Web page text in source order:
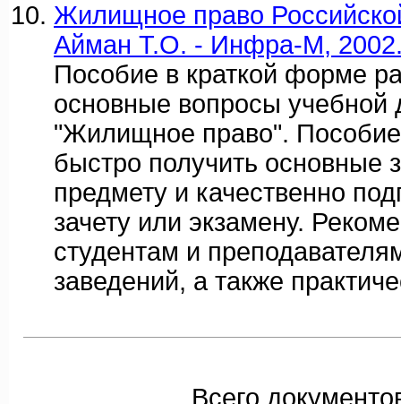
Жилищное право
Айман Т.О. - Инфра-М,
Пособие в краткой форме
основные вопросы учебной
"Жилищное право". Пособие
быстро получить основные
предмету и качественно
зачету или экзамену.
студентам и
заведений, а также
Всего